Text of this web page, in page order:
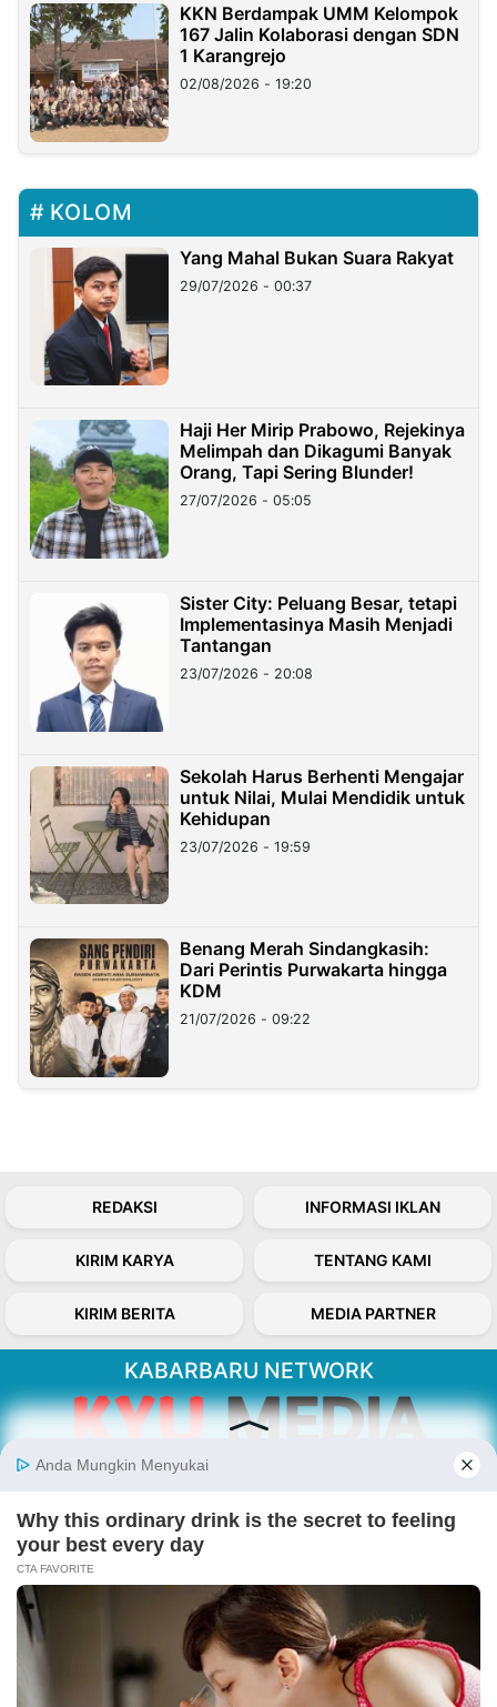
KKN Berdampak UMM Kelompok
167 Jalin Kolaborasi dengan SDN
1 Karangrejo
02/08/2026 - 19:20
KOLOM
Yang Mahal Bukan Suara Rakyat
29/07/2026 - 00:37
Haji Her Mirip Prabowo, Rejekinya
Melimpah dan Dikagumi Banyak
Orang, Tapi Sering Blunder!
27/07/2026 - 05:05
Sister City: Peluang Besar, tetapi
Implementasinya Masih Menjadi
Tantangan
23/07/2026 - 20:08
Sekolah Harus Berhenti Mengajar
untuk Nilai, Mulai Mendidik untuk
Kehidupan
23/07/2026 - 19:59
Benang Merah Sindangkasih:
Dari Perintis Purwakarta hingga
KDM
21/07/2026 - 09:22
REDAKSI INFORMASI IKLAN
KIRIM KARYA TENTANG KAMI
KIRIM BERITA MEDIA PARTNER
KABARBARU NETWORK
Kabarbaru.co menyajikan berita aktual dan
inspiratif dari sudut pandang berbaik sangka
Follow Kabarbaru